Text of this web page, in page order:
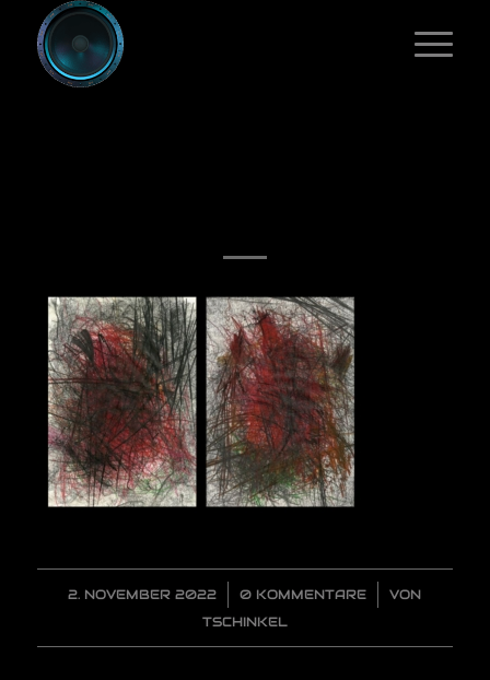
2. NOVEMBER 2022
/ 0 KOMMENTARE
/
VON
TSCHINKEL